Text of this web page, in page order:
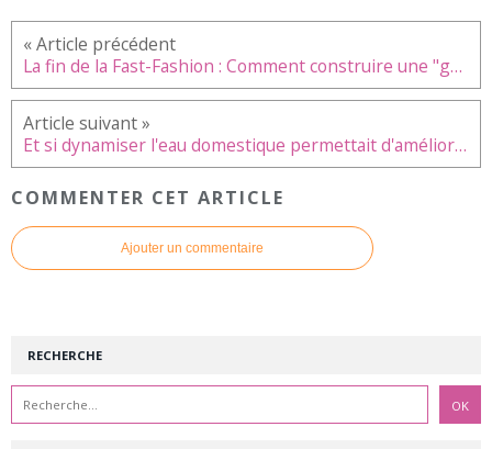
La fin de la Fast-Fashion : Comment construire une "garde-robe capsule" éthique et stylée
Et si dynamiser l'eau domestique permettait d'améliorer les performances des sportifs ?
COMMENTER CET ARTICLE
Ajouter un commentaire
RECHERCHE